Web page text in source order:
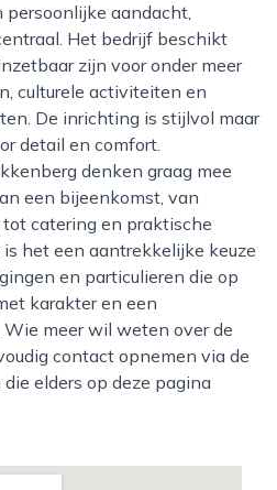
Het bedrijf beschikt
zijn voor onder meer
culturele activiteiten en
De inrichting is stijlvol maar
detail en comfort.
denken graag mee
een bijeenkomst, van
catering en praktische
het een aantrekkelijke keuze
en particulieren die op
karakter en een
meer wil weten over de
contact opnemen via de
elders op deze pagina